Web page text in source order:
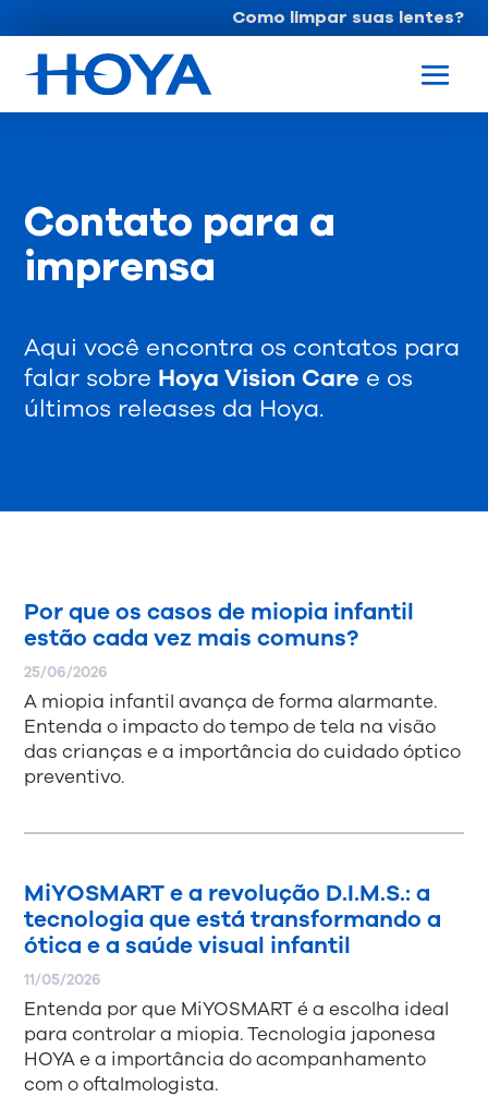
Como limpar suas lentes?
Contato para a
imprensa
Aqui você encontra os contatos para
falar sobre Hoya Vision Care e os
últimos releases da Hoya.
Por que os casos de miopia infantil
estão cada vez mais comuns?
25/06/2026
A miopia infantil avança de forma alarmante.
Entenda o impacto do tempo de tela na visão
das crianças e a importância do cuidado óptico
preventivo.
MiYOSMART e a revolução D.I.M.S.: a
tecnologia que está transformando a
ótica e a saúde visual infantil
11/05/2026
Entenda por que MiYOSMART é a escolha ideal
para controlar a miopia. Tecnologia japonesa
HOYA e a importância do acompanhamento
com o oftalmologista.